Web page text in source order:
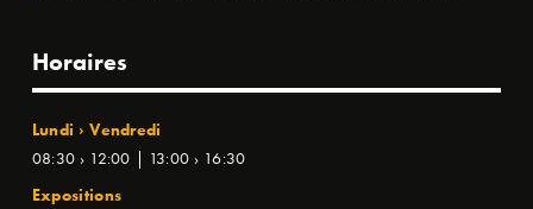
Horaires
Lundi › Vendredi
08:30 › 12:00 | 13:00 › 16:30
Expositions